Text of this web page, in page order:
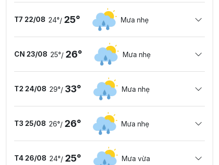
T7 22/08 24°/ 25° Mưa nhẹ
CN 23/08 25°/ 26° Mưa nhẹ
T2 24/08 29°/ 33° Mưa nhẹ
T3 25/08 26°/ 26° Mưa nhẹ
T4 26/08 24°/ 25° Mưa vừa